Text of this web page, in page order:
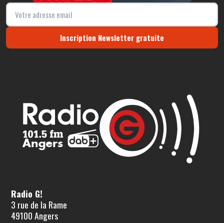
Inscription Newsletter gratuite
Radio G!
3 rue de la Rame
49100 Angers